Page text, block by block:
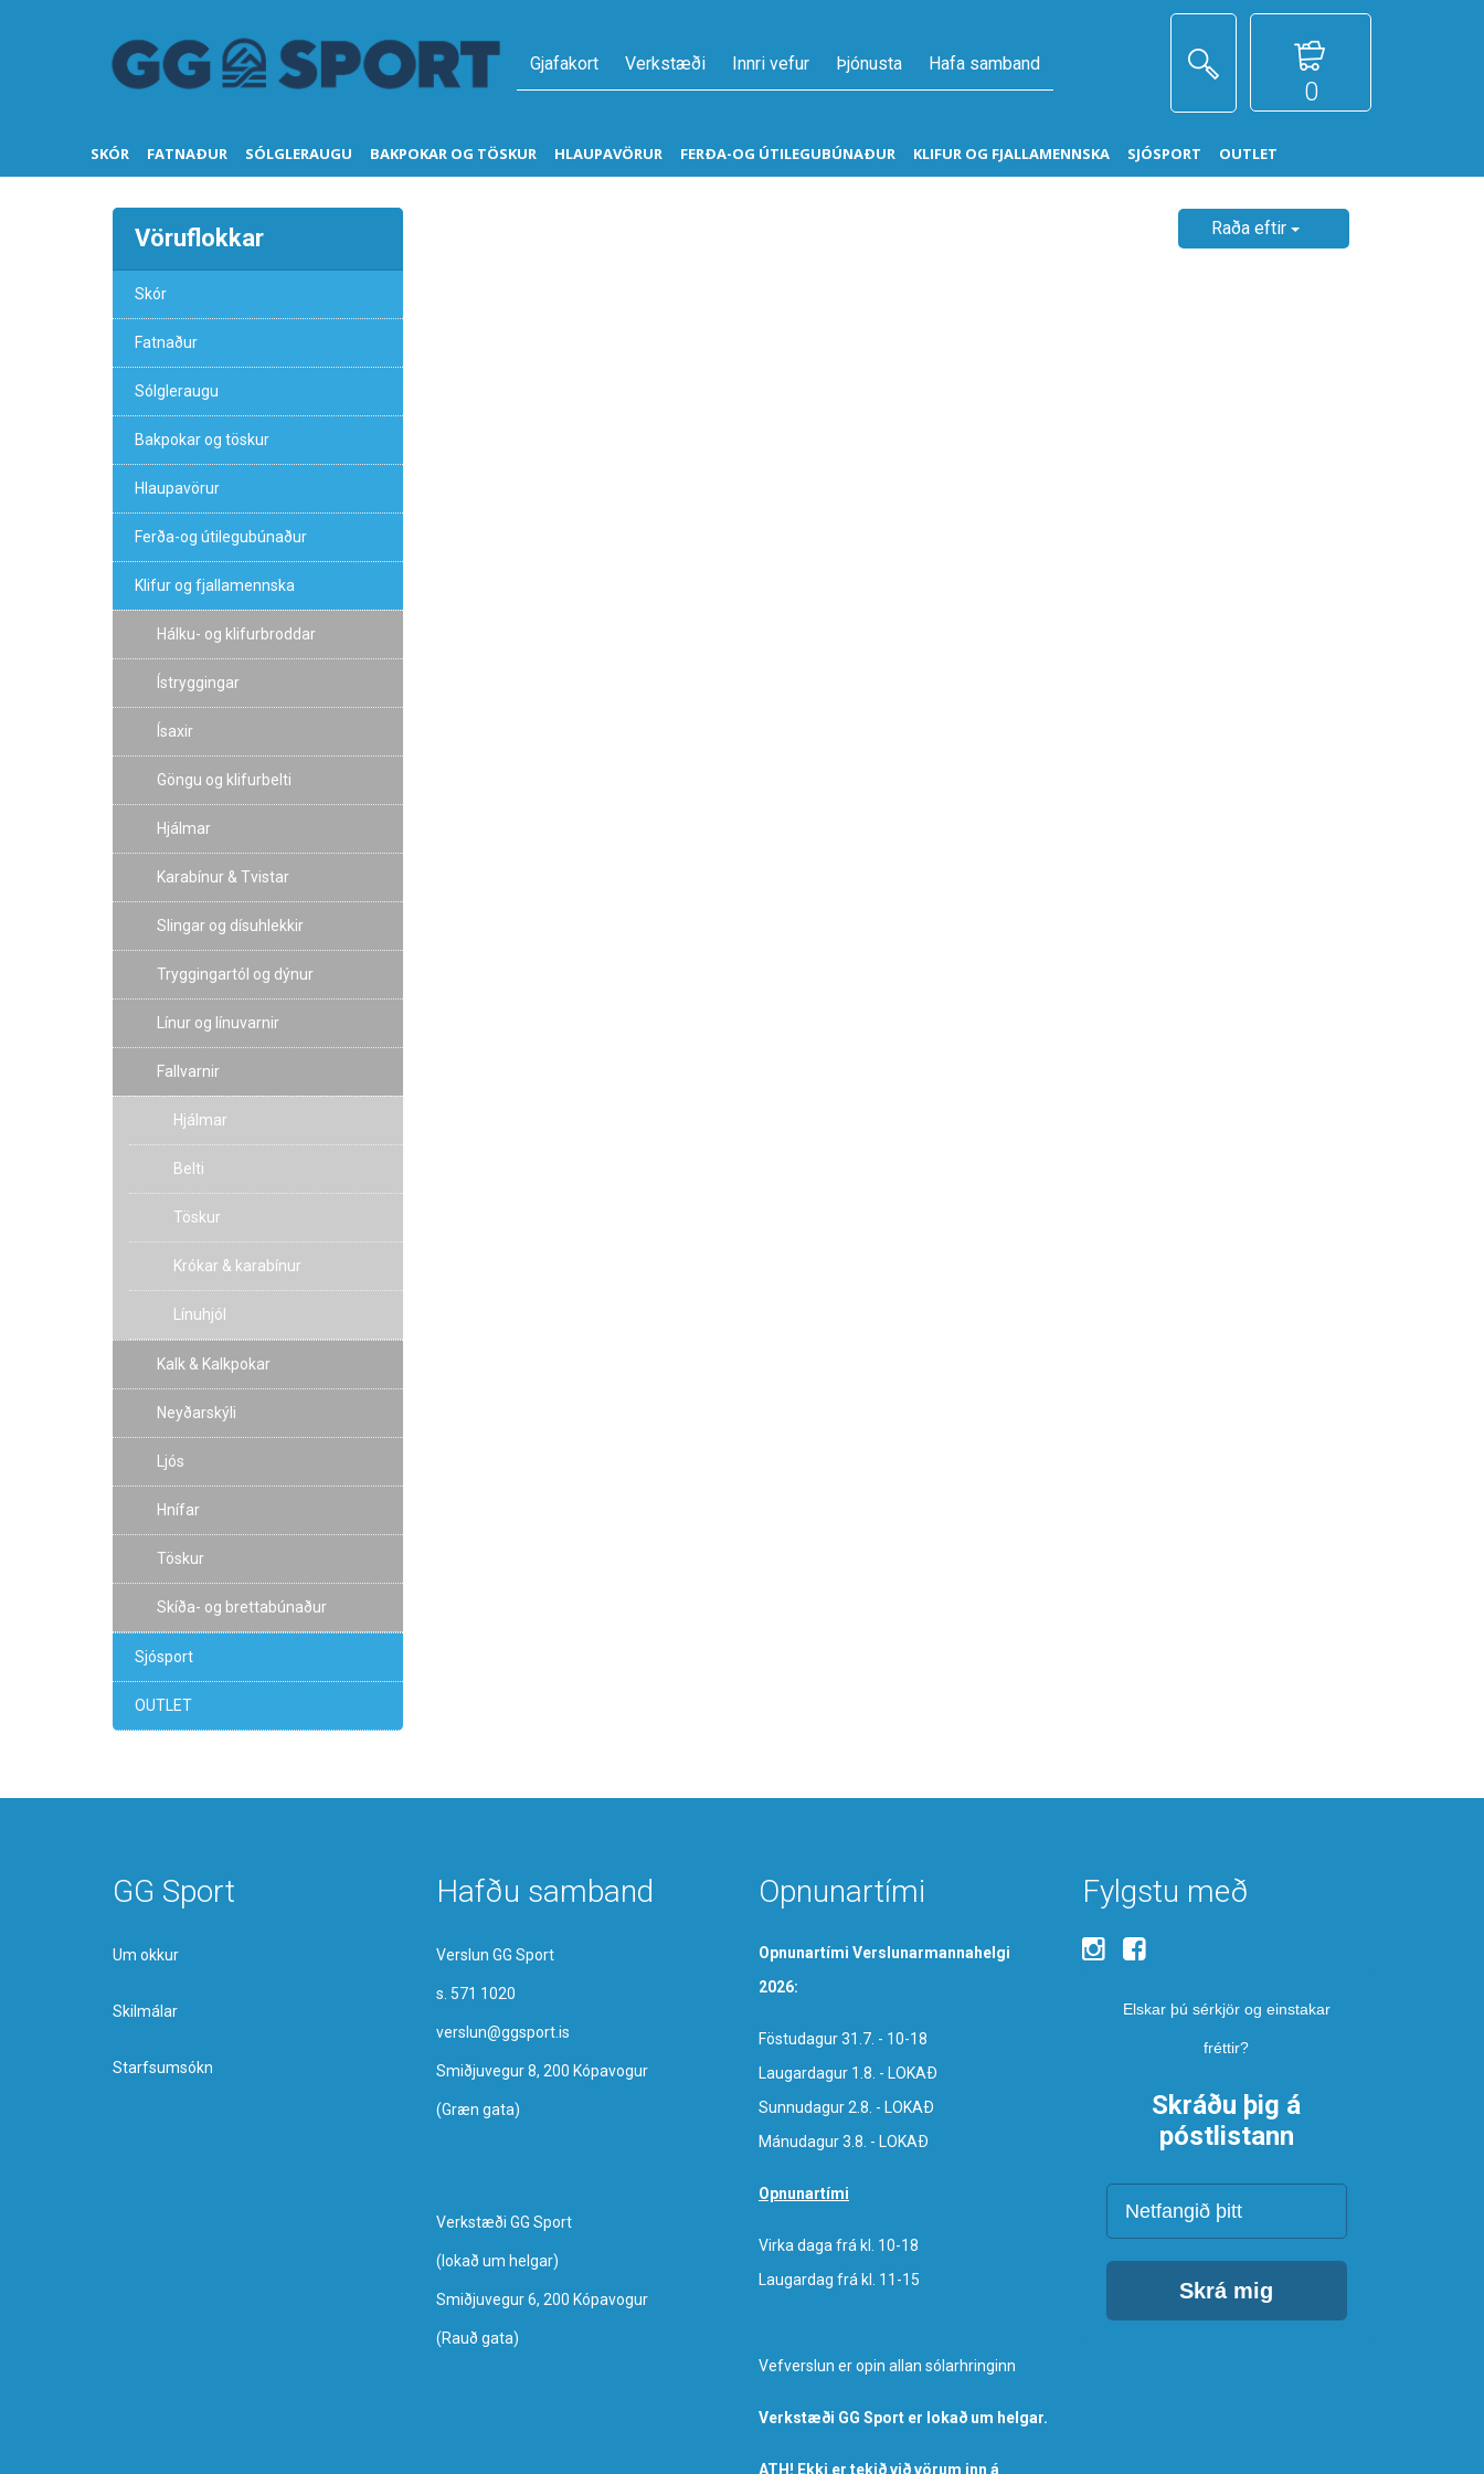
Gjafakort Verkstæði Innri vefur Þjónusta Hafa samband
SKÓR FATNAÐUR SÓLGLERAUGU BAKPOKAR OG TÖSKUR HLAUPAVÖRUR FERÐA-OG ÚTILEGUBÚNAÐUR KLIFUR OG FJALLAMENNSKA SJÓSPORT OUTLET
0
Raða eftir
Vöruflokkar
Skór
Fatnaður
Sólgleraugu
Bakpokar og töskur
Hlaupavörur
Ferða-og útilegubúnaður
Klifur og fjallamennska
Hálku- og klifurbroddar
Ístryggingar
Ísaxir
Göngu og klifurbelti
Hjálmar
Karabínur & Tvistar
Slingar og dísuhlekkir
Tryggingartól og dýnur
Línur og línuvarnir
Fallvarnir
Hjálmar
Belti
Töskur
Krókar & karabínur
Línuhjól
Kalk & Kalkpokar
Neyðarskýli
Ljós
Hnífar
Töskur
Skíða- og brettabúnaður
Sjósport
OUTLET
GG Sport
Um okkur
Skilmálar
Starfsumsókn
Hafðu samband
Verslun GG Sport
s. 571 1020
verslun@ggsport.is
Smiðjuvegur 8, 200 Kópavogur
(Græn gata)
Verkstæði GG Sport
​(lokað um helgar)
Smiðjuvegur 6, 200 Kópavogur
(Rauð gata)
Opnunartími
Opnunartími Verslunarmannahelgi
2026:
Föstudagur 31.7. - 10-18
Laugardagur 1.8. - LOKAÐ
Sunnudagur 2.8. - LOKAÐ
Mánudagur 3.8. - LOKAÐ
Opnunartími
Virka daga frá kl. 10-18
Laugardag frá kl. 11-15
Vefverslun er opin allan sólarhringinn
Verkstæði GG Sport er lokað um helgar.
ATH! Ekki er tekið við vörum inn á
Fylgstu með
Elskar þú sérkjör og einstakar
fréttir?
Skráðu þig á
póstlistann
Netfang
Skrá mig